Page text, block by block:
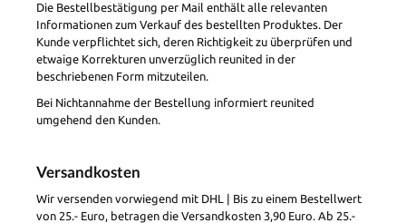
Die Bestellbestätigung per Mail enthält alle relevanten
Informationen zum Verkauf des bestellten Produktes. Der
Kunde verpflichtet sich, deren Richtigkeit zu überprüfen und
etwaige Korrekturen unverzüglich reunited in der
beschriebenen Form mitzuteilen.
Bei Nichtannahme der Bestellung informiert reunited
umgehend den Kunden.
Versandkosten
Wir versenden vorwiegend mit DHL | Bis zu einem Bestellwert
von 25.- Euro, betragen die Versandkosten 3,90 Euro. Ab 25.-